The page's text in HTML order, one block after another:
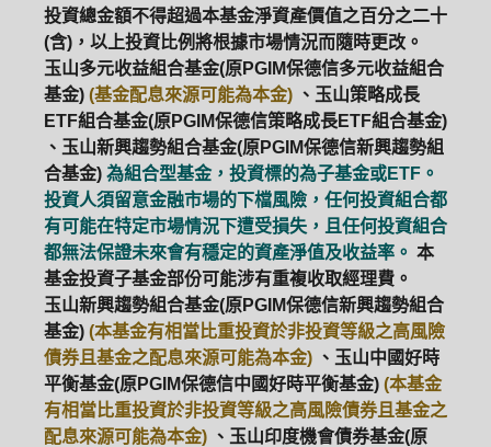
投資總金額不得超過本基金淨資產價值之百分之二十
(含)，以上投資比例將根據市場情況而隨時更改。
玉山多元收益組合基金(原PGIM保德信多元收益組合
基金) (基金配息來源可能為本金) 、玉山策略成長
ETF組合基金(原PGIM保德信策略成長ETF組合基金)
、玉山新興趨勢組合基金(原PGIM保德信新興趨勢組
合基金) 為組合型基金，投資標的為子基金或ETF。
投資人須留意金融市場的下檔風險，任何投資組合都
有可能在特定市場情況下遭受損失，且任何投資組合
都無法保證未來會有穩定的資產淨值及收益率。 本
基金投資子基金部份可能涉有重複收取經理費。
玉山新興趨勢組合基金(原PGIM保德信新興趨勢組合
基金) (本基金有相當比重投資於非投資等級之高風險
債券且基金之配息來源可能為本金) 、玉山中國好時
平衡基金(原PGIM保德信中國好時平衡基金) (本基金
有相當比重投資於非投資等級之高風險債券且基金之
配息來源可能為本金) 、玉山印度機會債券基金(原